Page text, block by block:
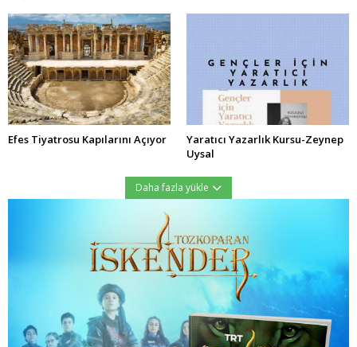
Efes Tiyatrosu Kapılarını Açıyor
Yaratıcı Yazarlık Kursu-Zeynep
Uysal
Daha fazla yükle